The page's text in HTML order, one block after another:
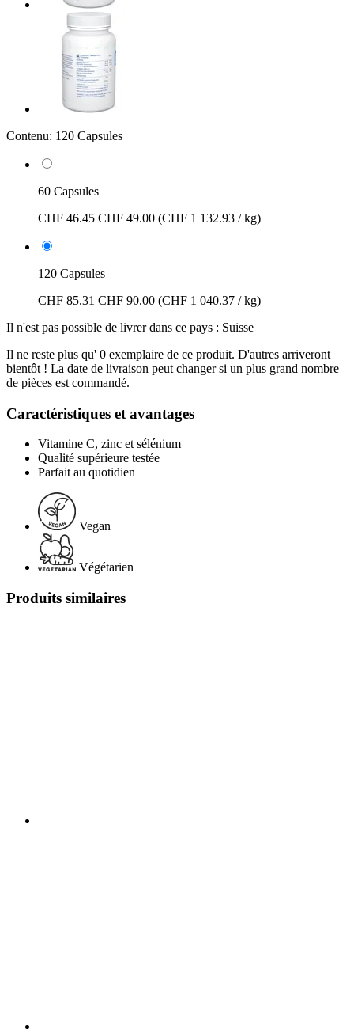
Contenu: 120 Capsules
60 Capsules
CHF 46.45 CHF 49.00 (CHF 1 132.93 / kg)
120 Capsules
CHF 85.31 CHF 90.00 (CHF 1 040.37 / kg)
Il n'est pas possible de livrer dans ce pays : Suisse
Il ne reste plus qu' 0 exemplaire de ce produit. D'autres arriveront
bientôt ! La date de livraison peut changer si un plus grand nombre
de pièces est commandé.
Caractéristiques et avantages
Vitamine C, zinc et sélénium
Qualité supérieure testée
Parfait au quotidien
Vegan
Végétarien
Produits similaires